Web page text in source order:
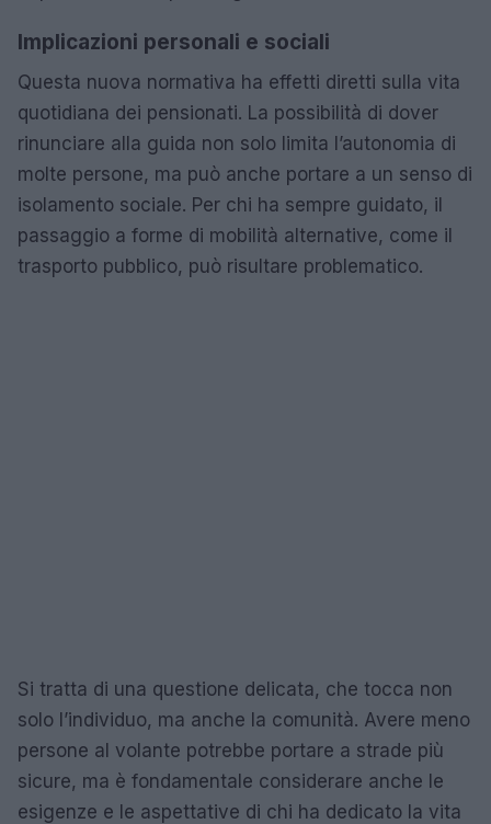
Implicazioni personali e sociali
Questa nuova normativa ha effetti diretti sulla vita
quotidiana dei pensionati. La possibilità di dover
rinunciare alla guida non solo limita l’autonomia di
molte persone, ma può anche portare a un senso di
isolamento sociale. Per chi ha sempre guidato, il
passaggio a forme di mobilità alternative, come il
trasporto pubblico, può risultare problematico.
Si tratta di una questione delicata, che tocca non
solo l’individuo, ma anche la comunità. Avere meno
persone al volante potrebbe portare a strade più
sicure, ma è fondamentale considerare anche le
esigenze e le aspettative di chi ha dedicato la vita